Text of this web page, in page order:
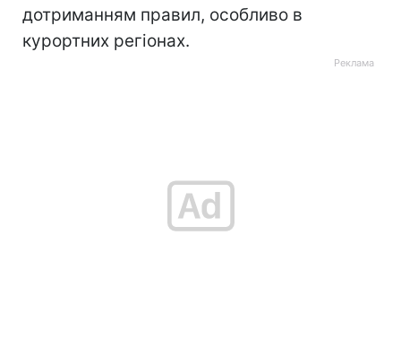
дотриманням правил, особливо в
курортних регіонах.